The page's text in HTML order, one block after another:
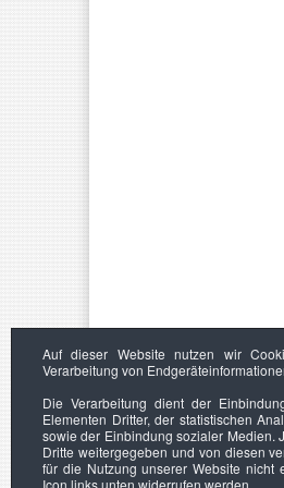
Auf dieser Website nutzen wir
Verarbeitung von
Die Verarbeitung dient der
Elementen Dritter, der statistischen
sowie der Einbindung sozialer Medien.
Dritte weitergegeben und von diesen
für die Nutzung unserer Website
Icon links unten widerrufen werden.